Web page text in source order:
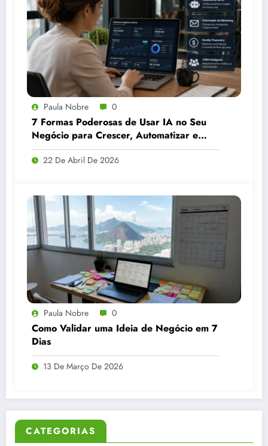
Paula Nobre 0
7 Formas Poderosas de Usar IA no Seu
Negócio para Crescer, Automatizar e
Vender Muito Mais
22 De Abril De 2026
Paula Nobre 0
Como Validar uma Ideia de Negócio em 7
Dias
13 De Março De 2026
CATEGORIAS